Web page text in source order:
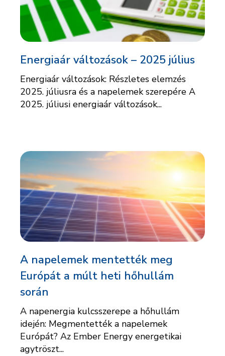
Energiaár változások – 2025 július
Energiaár változások: Részletes elemzés
2025. júliusra és a napelemek szerepére A
2025. júliusi energiaár változások...
A napelemek mentették meg
Európát a múlt heti hőhullám
során
A napenergia kulcsszerepe a hőhullám
idején: Megmentették a napelemek
Európát? Az Ember Energy energetikai
agytröszt...